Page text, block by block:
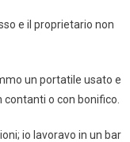
e il proprietario non
un portatile usato e
o con bonifico.
io lavoravo in un bar